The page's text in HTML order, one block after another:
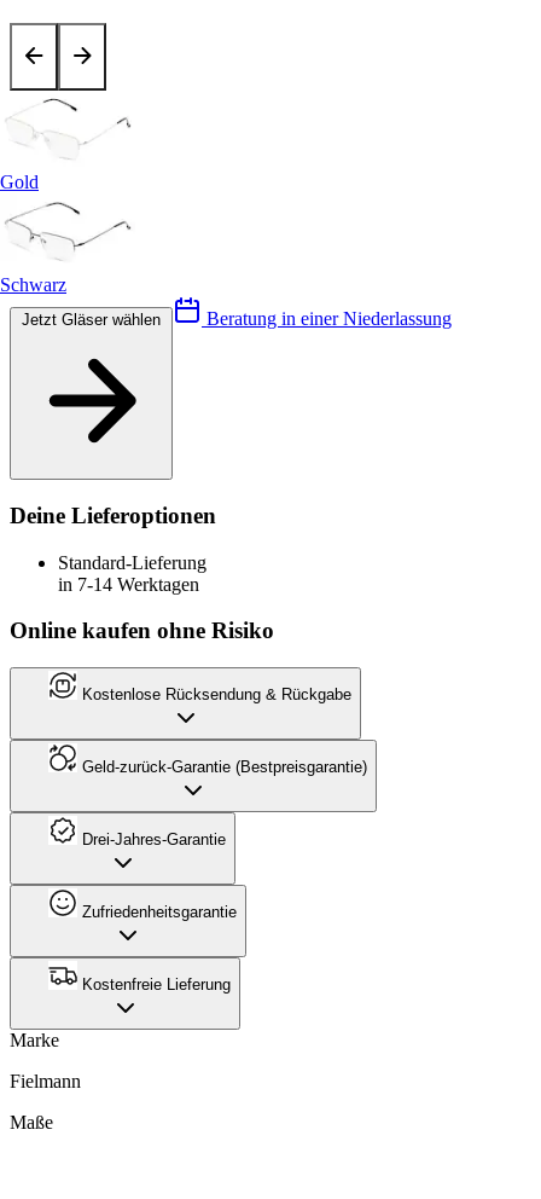
Gold
Schwarz
Beratung in einer Niederlassung
Deine Lieferoptionen
Standard-Lieferung
in 7-14 Werktagen
Online kaufen ohne Risiko
Kostenlose Rücksendung & Rückgabe
Geld-zurück-Garantie (Bestpreisgarantie)
Drei-Jahres-Garantie
Zufriedenheitsgarantie
Kostenfreie Lieferung
Marke
Fielmann
Maße